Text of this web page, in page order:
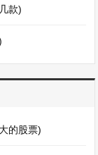
款)
的股票)